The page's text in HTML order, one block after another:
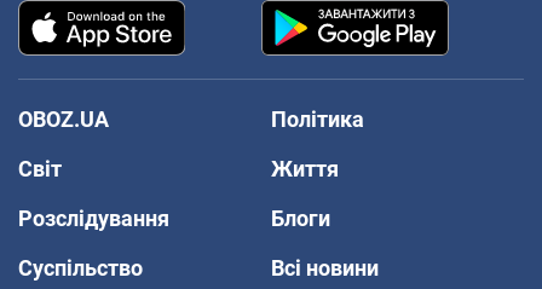
OBOZ.UA
Політика
Світ
Життя
Розслідування
Блоги
Суспільство
Всі новини